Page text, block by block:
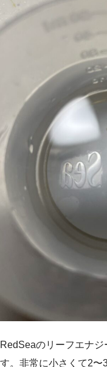
RedSeaのリーフエナ
す。非常に小さくて2〜